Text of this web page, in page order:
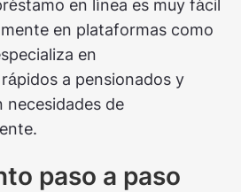
en línea es muy fácil
en plataformas como
en
a pensionados y
necesidades de
paso a paso